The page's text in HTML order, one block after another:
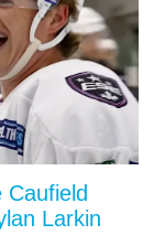
Larkin